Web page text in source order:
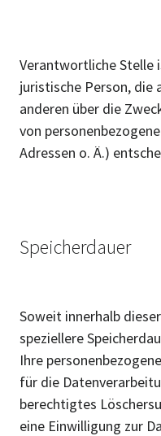
Verantwortliche Stelle
juristische Person, die
anderen über die
von
Adressen o. Ä.)
Speicherdauer
Soweit innerhalb
speziellere
Ihre
für die
berechtigtes
eine Einwilligung zur